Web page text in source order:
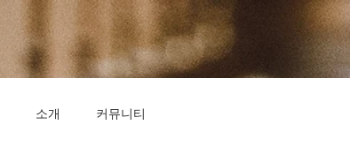
소개 커뮤니티